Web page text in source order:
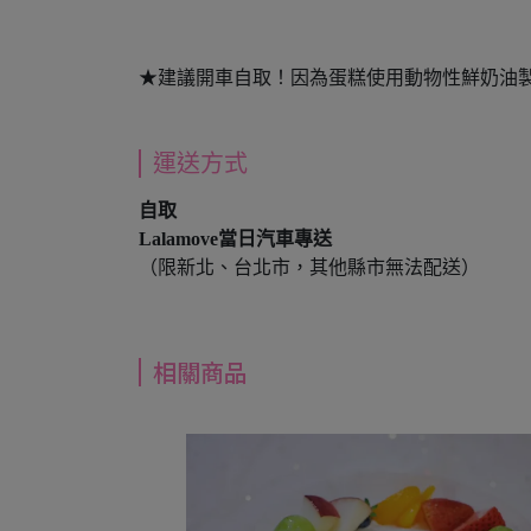
★建議開車自取！因為蛋糕使用動物性鮮奶油
運送方式
自取
Lalamove當日汽車專送
（限新北、台北市，其他縣市無法配送）
相關商品